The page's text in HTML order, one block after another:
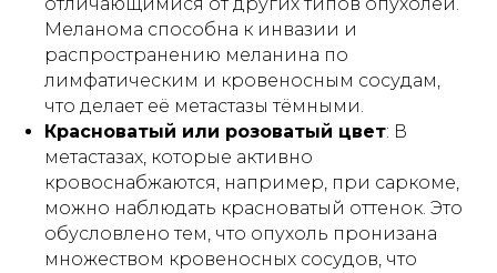
Меланома способна к инвазии и
распространению меланина по
лимфатическим и кровеносным сосудам,
что делает её метастазы тёмными.
Красноватый или розоватый цвет: В
метастазах, которые активно
кровоснабжаются, например, при саркоме,
можно наблюдать красноватый оттенок. Это
обусловлено тем, что опухоль пронизана
множеством кровеносных сосудов, что